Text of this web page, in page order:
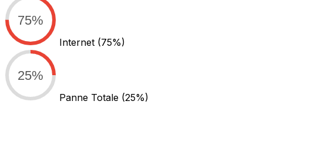
75%
Internet (75%)
25%
Panne Totale (25%)